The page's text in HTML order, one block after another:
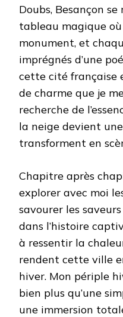
Doubs, Besançon
tableau magique
monument, et
imprégnés d’une
cette cité française
de charme que je
recherche de
la neige devient
transforment en
Chapitre après
explorer avec moi
savourer les
dans l’histoire
à ressentir la
rendent cette ville
hiver. Mon périple
bien plus qu’une
une immersion